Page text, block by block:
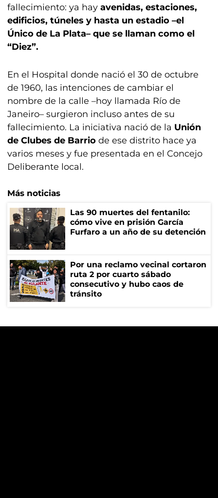
fallecimiento: ya hay avenidas, estaciones,
edificios, túneles y hasta un estadio –el
Único de La Plata– que se llaman como el
“Diez”.
En el Hospital donde nació el 30 de octubre
de 1960, las intenciones de cambiar el
nombre de la calle –hoy llamada Río de
Janeiro– surgieron incluso antes de su
fallecimiento. La iniciativa nació de la Unión
de Clubes de Barrio de ese distrito hace ya
varios meses y fue presentada en el Concejo
Deliberante local.
Más noticias
Las 90 muertes del fentanilo:
cómo vive en prisión García
Furfaro a un año de su detención
Por una reclamo vecinal cortaron
ruta 2 por cuarto sábado
consecutivo y hubo caos de
tránsito